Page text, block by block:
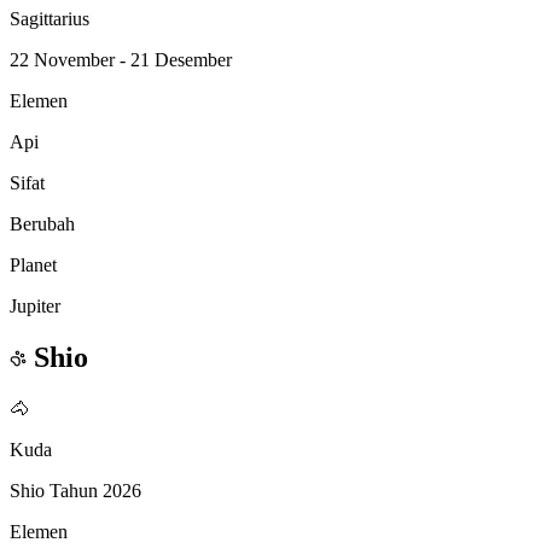
Sagittarius
22 November - 21 Desember
Elemen
Api
Sifat
Berubah
Planet
Jupiter
Shio
🐴
Kuda
Shio Tahun 2026
Elemen